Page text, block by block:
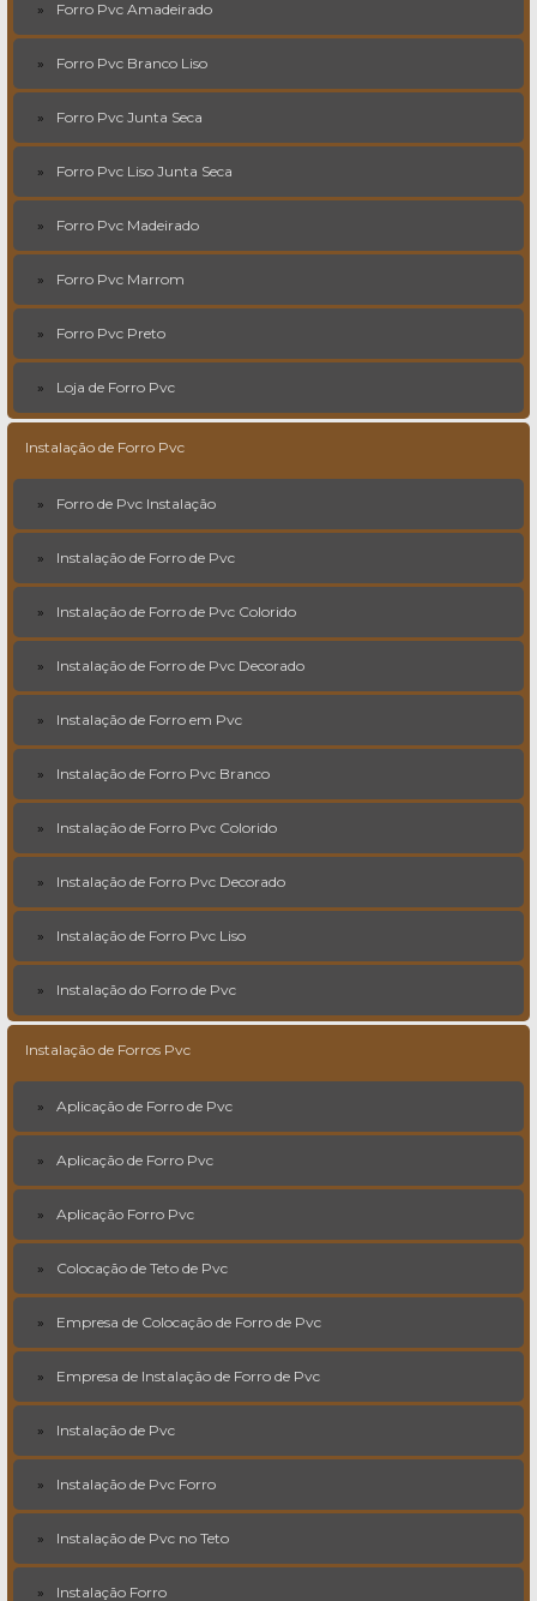
Forro Pvc Amadeirado
Forro Pvc Branco Liso
Forro Pvc Junta Seca
Forro Pvc Liso Junta Seca
Forro Pvc Madeirado
Forro Pvc Marrom
Forro Pvc Preto
Loja de Forro Pvc
Instalação de Forro Pvc
Forro de Pvc Instalação
Instalação de Forro de Pvc
Instalação de Forro de Pvc Colorido
Instalação de Forro de Pvc Decorado
Instalação de Forro em Pvc
Instalação de Forro Pvc Branco
Instalação de Forro Pvc Colorido
Instalação de Forro Pvc Decorado
Instalação de Forro Pvc Liso
Instalação do Forro de Pvc
Instalação de Forros Pvc
Aplicação de Forro de Pvc
Aplicação de Forro Pvc
Aplicação Forro Pvc
Colocação de Teto de Pvc
Empresa de Colocação de Forro de Pvc
Empresa de Instalação de Forro de Pvc
Instalação de Pvc
Instalação de Pvc Forro
Instalação de Pvc no Teto
Instalação Forro